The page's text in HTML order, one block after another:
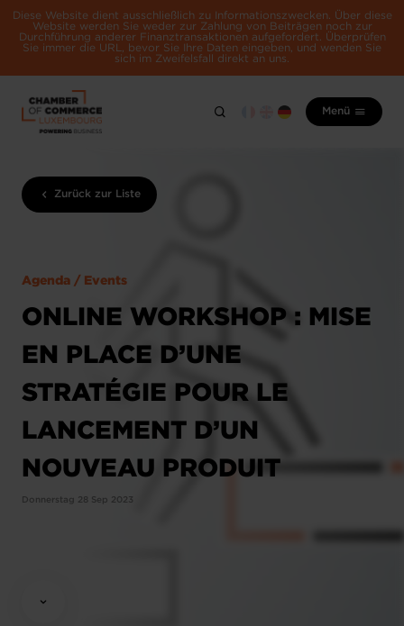
Diese Website dient ausschließlich zu Informationszwecken. Über diese
Website werden Sie weder zur Zahlung von Beiträgen noch zur
Durchführung anderer Finanztransaktionen aufgefordert. Überprüfen
Sie immer die URL, bevor Sie Ihre Daten eingeben, und wenden Sie
sich im Zweifelsfall direkt an uns.
Menü
Zurück zur Liste
Agenda / Events
ONLINE WORKSHOP : MISE
EN PLACE D’UNE
STRATÉGIE POUR LE
LANCEMENT D’UN
NOUVEAU PRODUIT
Donnerstag 28 Sep 2023